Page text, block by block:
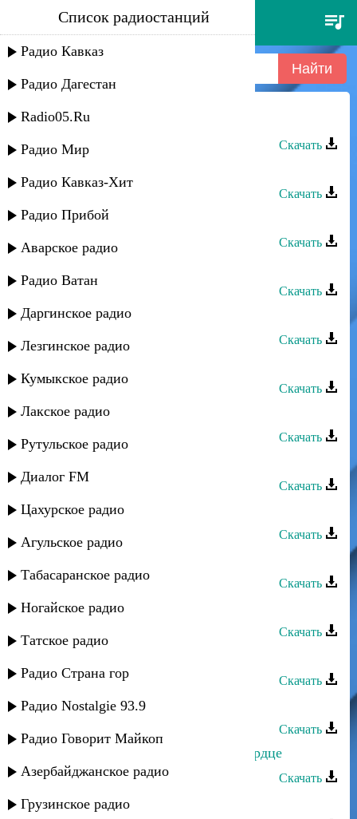
джамиля омарова - айламдо
Список радиостанций
Радио Кавказ
Радио Дагестан
Radio05.Ru
Радио Мир
Радио Кавказ-Хит
Радио Прибой
Аварское радио
Радио Ватан
Даргинское радио
Лезгинское радио
Кумыкское радио
Лакское радио
Рутульское радио
Диалог FM
Цахурское радио
Агульское радио
Табасаранское радио
Ногайское радио
Татское радио
Радио Страна гор
Радио Nostalgie 93.9
Радио Говорит Майкоп
Азербайджанское радио
Грузинское радио
Джамиля Омарова - Айламдо
Скачать
Скачать
Джамиля Омарова - Айламдо
Скачать
Скачать
Джамиля Омарова - Илала балга
Скачать
Скачать
Джамиля Омарова - Дагестан
Скачать
Скачать
Джамиля Омарова - Не знаю
Скачать
Скачать
Джамиля Омарова - Илала Балга
Скачать
Скачать
Джамиля Омарова - Приди
Скачать
Джамиля Омарова - Распахните сердце
Скачать
Джамиля Омарова - Хела у